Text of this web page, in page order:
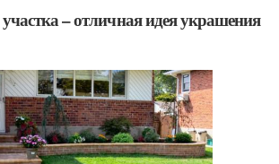
– отличная идея украшения